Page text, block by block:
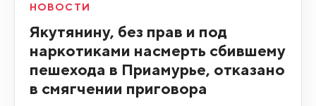
НОВОСТИ
Якутянину, без прав и под
наркотиками насмерть сбившему
пешехода в Приамурье, отказано
в смягчении приговора